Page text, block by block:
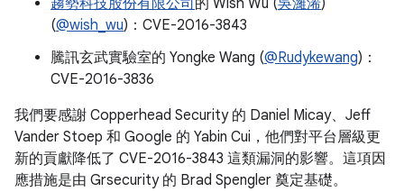
趨勢科技股份有限公司 的 Wish Wu (吳濰浠)
(@wish_wu)：CVE-2016-3843
騰訊玄武實驗室的 Yongke Wang (@Rudykewang)：
CVE-2016-3836
我們要感謝 Copperhead Security 的 Daniel Micay、Jeff
Vander Stoep 和 Google 的 Yabin Cui，他們對平台層級更
新的貢獻降低了 CVE-2016-3843 這類漏洞的影響。這項因
應措施是由 Grsecurity 的 Brad Spengler 奠定基礎。